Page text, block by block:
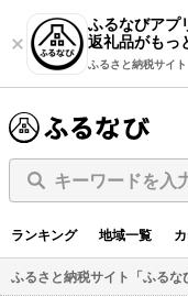
ふるなびアプ
返礼品がもっ
ふるさと納税サイト
キーワードを入
ランキング 地域一覧
ふるさと納税サイト「ふるな